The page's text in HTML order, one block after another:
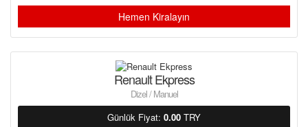
Hemen Kiralayın
Renault Ekpress
Dizel / Manuel
Günlük Fiyat: 0.00 TRY